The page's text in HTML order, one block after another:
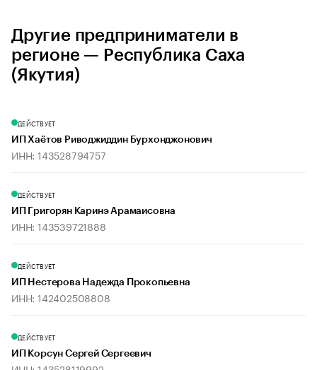
Другие предприниматели в
регионе — Республика Саха
(Якутия)
ДЕЙСТВУЕТ
ИП Хаётов Риводжиддин Бурхонджонович
ИНН: 143528794757
ДЕЙСТВУЕТ
ИП Григорян Каринэ Арамаисовна
ИНН: 143539721888
ДЕЙСТВУЕТ
ИП Нестерова Надежда Прокопьевна
ИНН: 142402508808
ДЕЙСТВУЕТ
ИП Корсун Сергей Сергеевич